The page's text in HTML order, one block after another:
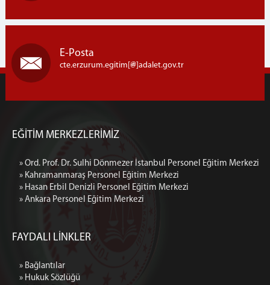
E-Posta
cte.erzurum.egitim[ ]adalet.gov.tr
EĞİTİM MERKEZLERİMİZ
» Ord. Prof. Dr. Sulhi Dönmezer İstanbul Personel Eğitim Merkezi
» Kahramanmaraş Personel Eğitim Merkezi
» Hasan Erbil Denizli Personel Eğitim Merkezi
» Ankara Personel Eğitim Merkezi
FAYDALI LİNKLER
» Bağlantılar
» Hukuk Sözlüğü